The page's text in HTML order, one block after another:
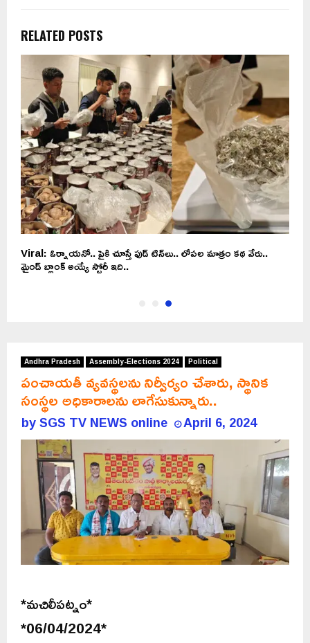
RELATED POSTS
Viral: ఓర్నాయనో.. పైకి చూస్తే ఫుడ్ టిన్‌‌లు.. లోపల మాత్రం కథ వేరు..
మైండ్ బ్లాంక్ అయ్యే స్టోరీ ఇది..
Andhra Pradesh Assembly-Elections 2024 Political
పంచాయతీ వ్యవస్థలను నిర్వీర్యం చేశారు, స్థానిక
సంస్థల అధికారాలను లాగేసుకున్నారు..
bySGS TV NEWS online April 6, 2024
*మచిలీపట్నం*
*06/04/2024*